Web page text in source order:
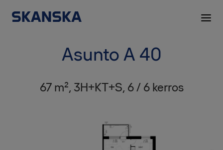
Asunto A 40
67 m², 3H+KT+S, 6 / 6 kerros